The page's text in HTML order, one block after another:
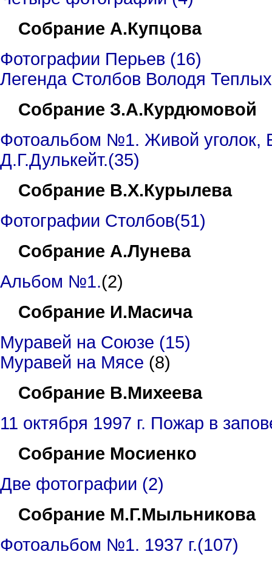
Собрание А.Купцова
Фотографии Перьев (16)
Легенда Столбов Володя
Собрание З.А.Курдюмовой
Фотоальбом №1. Живой уголок,
Д.Г.Дулькейт.(35)
Собрание В.Х.Курылева
Фотографии Столбов(51)
Собрание А.Лунева
Альбом №1.(2)
Собрание И.Масича
Муравей на Союзе (15)
Муравей на Мясе (8)
Собрание В.Михеева
11 октября 1997 г. Пожар в
Собрание Мосиенко
Две фотографии (2)
Собрание М.Г.Мыльникова
Фотоальбом №1. 1937 г.(107)